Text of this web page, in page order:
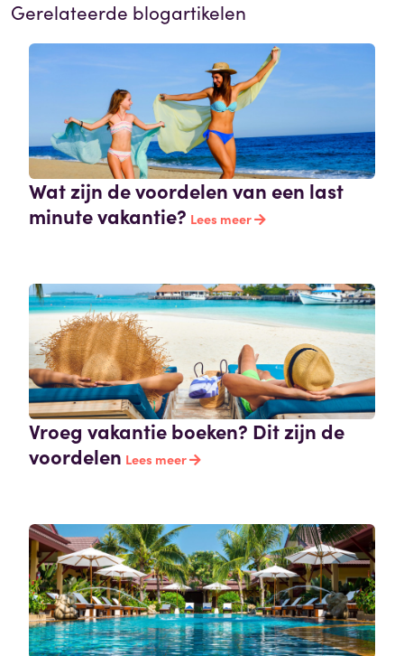
Gerelateerde blogartikelen
Wat zijn de voordelen van een last
minute vakantie? Lees meer
Vroeg vakantie boeken? Dit zijn de
voordelen Lees meer